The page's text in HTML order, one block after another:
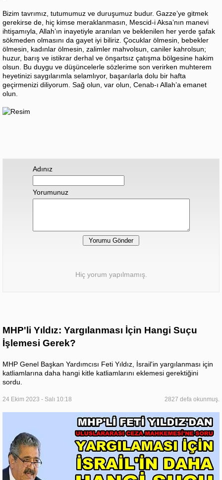
Bizim tavrımız, tutumumuz ve duruşumuz budur. Gazze’ye gitmek
gerekirse de, hiç kimse meraklanmasın, Mescid-i Aksa’nın manevi
ihtişamıyla, Allah’ın inayetiyle aranılan ve beklenilen her yerde şafak
sökmeden olmasını da gayet iyi biliriz. Çocuklar ölmesin, bebekler
ölmesin, kadınlar ölmesin, zalimler mahvolsun, caniler kahrolsun;
huzur, barış ve istikrar derhal ve önşartsız çatışma bölgesine hakim
olsun. Bu duygu ve düşüncelerle sözlerime son verirken muhterem
heyetinizi saygılarımla selamlıyor, başarılarla dolu bir hafta
geçirmenizi diliyorum. Sağ olun, var olun, Cenab-ı Allah’a emanet
olun.
Adınız
Yorumunuz
Hiç yorum yapılmamış.
MHP'li Yıldız: Yargılanması İçin Hangi Suçu
İşlemesi Gerek?
MHP Genel Başkan Yardımcısı Feti Yıldız, İsrail'in yargılanması için
katliamlarına daha hangi kitle katliamlarını eklemesi gerektiğini
sordu.
24 Ekim 2023 - Salı 10:18 2827 defa okunmuş.